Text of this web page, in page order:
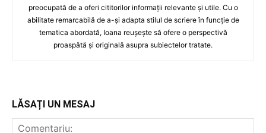
preocupată de a oferi cititorilor informații relevante și utile. Cu o
abilitate remarcabilă de a-și adapta stilul de scriere în funcție de
tematica abordată, Ioana reușește să ofere o perspectivă
proaspătă și originală asupra subiectelor tratate.
LĂSAȚI UN MESAJ